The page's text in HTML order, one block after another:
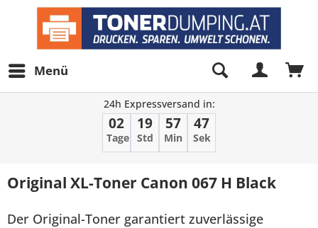
Menü
24h Expressversand in:
02
Tage
19
Std
57
Min
47
Sek
Original XL-Toner Canon 067 H Black
Der Original-Toner garantiert zuverlässige